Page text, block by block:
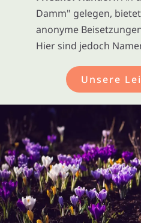
Damm" gelegen,
anonyme
Hier sind jedoch
Unsere